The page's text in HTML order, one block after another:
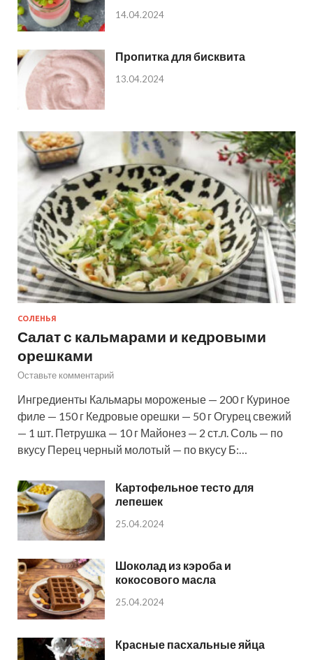
14.04.2024
Пропитка для бисквита
13.04.2024
СОЛЕНЬЯ
Салат с кальмарами и кедровыми
орешками
Оставьте комментарий
Ингредиенты Кальмары мороженые — 200 г Куриное
филе — 150 г Кедровые орешки — 50 г Огурец свежий
— 1 шт. Петрушка — 10 г Майонез — 2 ст.л. Соль — по
вкусу Перец черный молотый — по вкусу Б:…
Картофельное тесто для
лепешек
25.04.2024
Шоколад из кэроба и
кокосового масла
25.04.2024
Красные пасхальные яйца